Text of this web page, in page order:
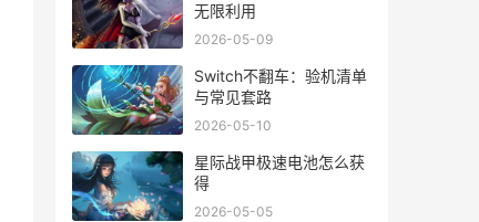
无限利用
2026-05-09
Switch不翻车：验机清单
与常见套路
2026-05-10
星际战甲极速电池怎么获
得
2026-05-05